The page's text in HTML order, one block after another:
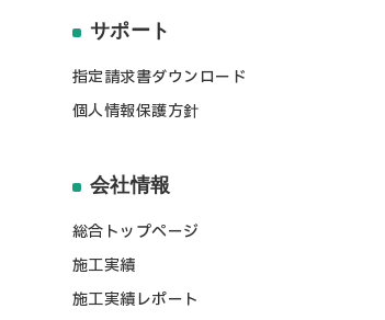
サポート
指定請求書ダウンロード
個人情報保護方針
会社情報
総合トップページ
施工実績
施工実績レポート